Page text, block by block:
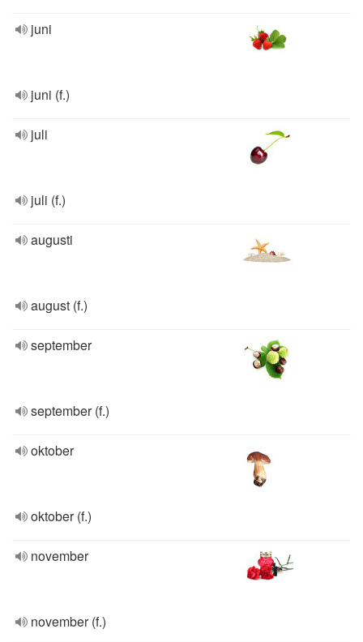
juni
juni (f.)
juli
juli (f.)
augusti
august (f.)
september
september (f.)
oktober
oktober (f.)
november
november (f.)